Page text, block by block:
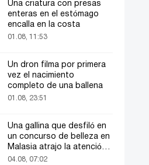
Una criatura con presas
enteras en el estómago
encalla en la costa
01.08, 11:53
Un dron filma por primera
vez el nacimiento
completo de una ballena
01.08, 23:51
Una gallina que desfiló en
un concurso de belleza en
Malasia atrajo la atención
del público
04.08, 07:02